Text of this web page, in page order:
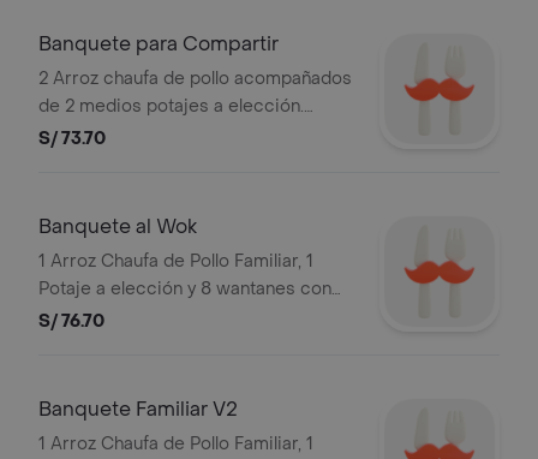
Banquete para Compartir
2 Arroz chaufa de pollo acompañados
de 2 medios potajes a elección.
Imágenes referenciales. Razon Social:
S/ 73.70
Banquete al Wok
1 Arroz Chaufa de Pollo Familiar, 1
Potaje a elección y 8 wantanes con
salsa de tamarindo . Imágenes
S/ 76.70
Banquete Familiar V2
1 Arroz Chaufa de Pollo Familiar, 1